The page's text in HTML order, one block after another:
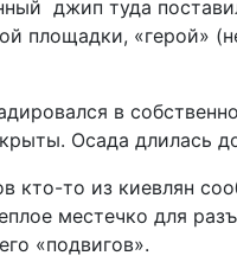
джип туда
площадки, «герой»
в
Осада длилась
то из киевлян
местечко для
«подвигов».